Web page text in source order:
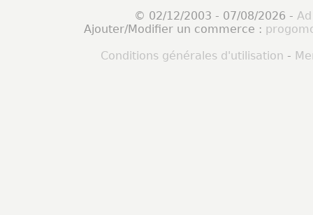
© 02/12/2003 - 07/08/2026 -
Ajouter/Modifier un commerce :
Conditions générales d'utilisation -